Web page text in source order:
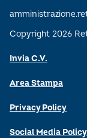
Copyright 2026
Invia C.V.
Area Stampa
Privacy Policy
Social Media Policy